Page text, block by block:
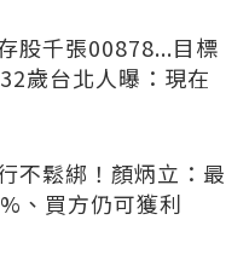
股千張00878...目標
歲台北人曝：現在
不鬆綁！顏炳立：最
、買方仍可獲利